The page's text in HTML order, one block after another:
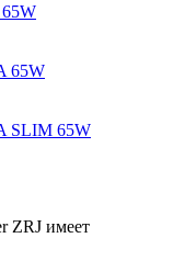
65W
SLIM 65W
ZRJ имеет